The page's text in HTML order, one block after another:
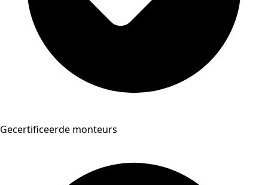
Gecertificeerde monteurs